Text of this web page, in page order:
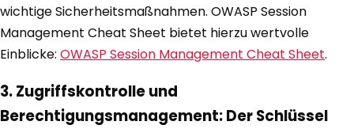
wichtige Sicherheitsmaßnahmen. OWASP Session
Management Cheat Sheet bietet hierzu wertvolle
Einblicke: OWASP Session Management Cheat Sheet.
3. Zugriffskontrolle und
Berechtigungsmanagement: Der Schlüssel